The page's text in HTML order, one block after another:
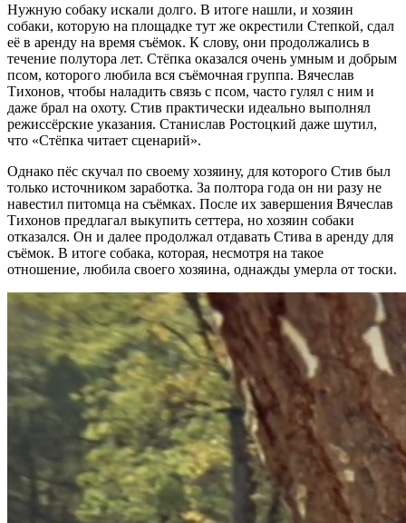
Нужную собаку искали долго. В итоге нашли, и хозяин
собаки, которую на площадке тут же окрестили Степкой, сдал
её в аренду на время съёмок. К слову, они продолжались в
течение полутора лет. Стёпка оказался очень умным и добрым
псом, которого любила вся съёмочная группа. Вячеслав
Тихонов, чтобы наладить связь с псом, часто гулял с ним и
даже брал на охоту. Стив практически идеально выполнял
режиссёрские указания. Станислав Ростоцкий даже шутил,
что «Стёпка читает сценарий».
Однако пёс скучал по своему хозяину, для которого Стив был
только источником заработка. За полтора года он ни разу не
навестил питомца на съёмках. После их завершения Вячеслав
Тихонов предлагал выкупить сеттера, но хозяин собаки
отказался. Он и далее продолжал отдавать Стива в аренду для
съёмок. В итоге собака, которая, несмотря на такое
отношение, любила своего хозяина, однажды умерла от тоски.